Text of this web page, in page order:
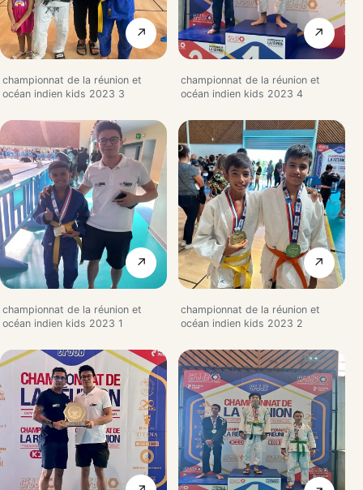
↗
championnat de la réunion et
océan indien kids 2023 3
↗
championnat de la réunion et
océan indien kids 2023 4
↗
championnat de la réunion et
océan indien kids 2023 1
↗
championnat de la réunion et
océan indien kids 2023 2